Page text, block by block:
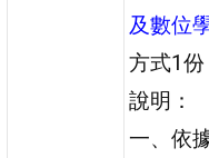
及數位
方式1份
說明：
一、依